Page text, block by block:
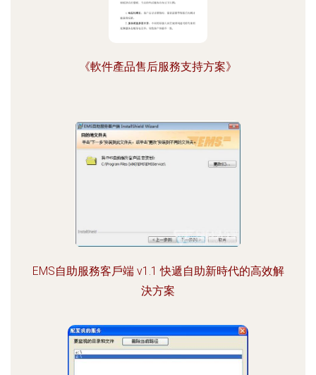
《軟件產品售后服務支持方案》
EMS自助服務客戶端 v1.1 快遞自助新時代的高效解
決方案